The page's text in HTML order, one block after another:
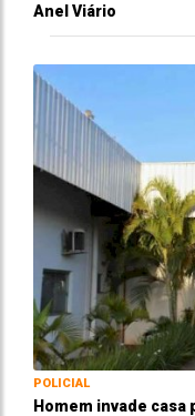
Anel Viário
POLICIAL
Homem invade